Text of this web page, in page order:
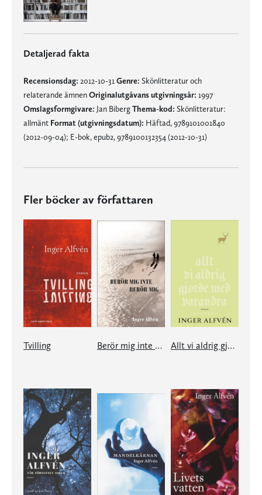
Detaljerad fakta
Recensionsdag: 2012-10-31 Genre: Skönlitteratur och
relaterande ämnenOriginalutgåvans utgivningsår: 1997
Omslagsformgivare: Jan BibergThema-kod: Skönlitteratur:
allmänt Format (utgivningsdatum): Häftad, 9789101001840
(2012-09-04); E-bok, epub2, 9789100132354 (2012-10-31)
Fler böcker av författaren
Tvilling Berör mig inte Berör mig Allt vi aldrig gjorde med varandra